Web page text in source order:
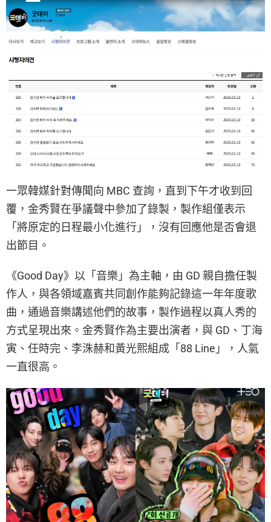
一眾韓媒針對傳聞向 MBC 查詢，直到下午才收到回
覆，金秀賢在爭議聲中參加了錄製，製作組僅表示
「將原定的日程最小化進行」，沒有回應他是否會退
出節目。
《Good Day》以「音樂」為主軸，由 GD 親自擔任製
作人，與各領域嘉賓共同創作能夠記錄這一年年度歌
曲，通過音樂講述他們的故事，製作過程以真人秀的
方式呈現出來。金秀賢作為主要出演者，與 GD、丁海
寅、任時完、李洙赫和黃光熙組成「88 Line」，人氣
一直很高。